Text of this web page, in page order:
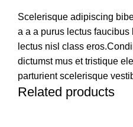
Scelerisque adipiscing
a a a purus lectus
lectus nisl class
dictumst mus et tristique
parturient scelerisque
Related products